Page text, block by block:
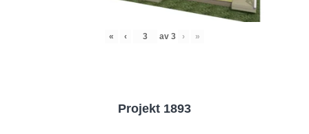
« ‹ av 3 › »
Projekt 1893